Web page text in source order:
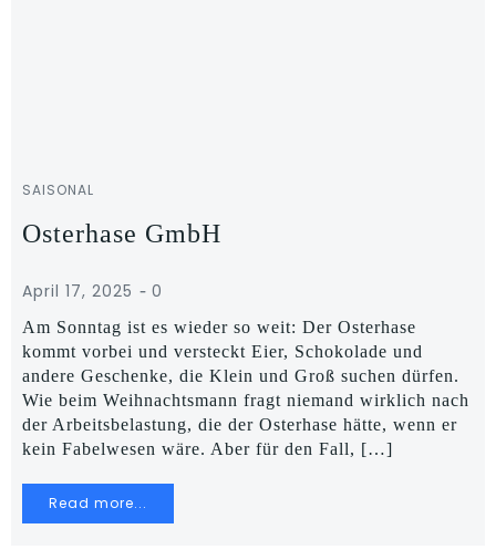
SAISONAL
Osterhase GmbH
April 17, 2025 - 0
Am Sonntag ist es wieder so weit: Der Osterhase
kommt vorbei und versteckt Eier, Schokolade und
andere Geschenke, die Klein und Groß suchen dürfen.
Wie beim Weihnachtsmann fragt niemand wirklich nach
der Arbeitsbelastung, die der Osterhase hätte, wenn er
kein Fabelwesen wäre. Aber für den Fall, […]
Read more...